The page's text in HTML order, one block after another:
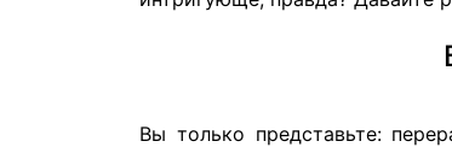
Вы только представьте: